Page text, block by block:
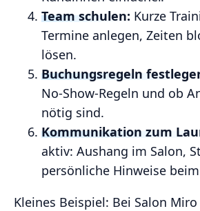
Team schulen: Kurze
Termine anlegen, Zeiten
lösen.
Buchungsregeln
No‑Show‑Regeln und ob
nötig sind.
Kommunikation zum
aktiv: Aushang im Salon,
persönliche Hinweise
Kleines Beispiel: Bei Salon